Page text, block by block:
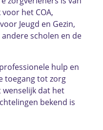
het COA,
Jeugd en Gezin,
andere scholen en de
hulp en
toegang tot zorg
dat het
bekend is